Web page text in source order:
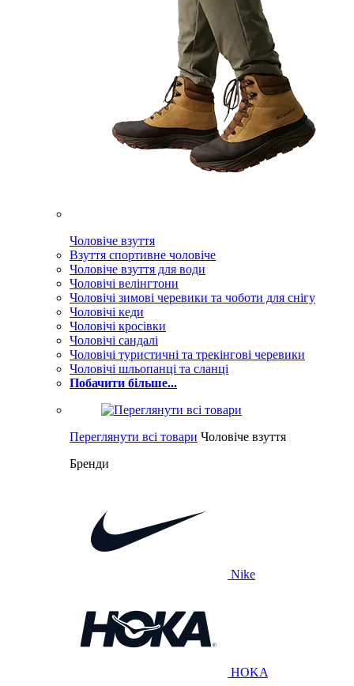
Чоловіче взуття
Взуття спортивне чоловіче
Чоловіче взуття для води
Чоловічі велінгтони
Чоловічі зимові черевики та чоботи для снігу
Чоловічі кеди
Чоловічі кросівки
Чоловічі сандалі
Чоловічі туристичні та трекінгові черевики
Чоловічі шльопанці та сланці
Побачити більше...
Переглянути всі товари Чоловіче взуття
Бренди
Nike
HOKA